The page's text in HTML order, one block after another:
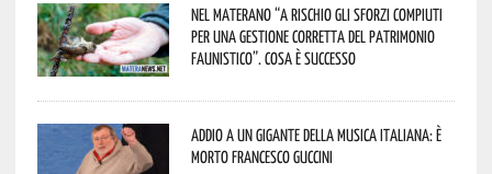
Nel materano “a rischio gli sforzi compiuti
per una gestione corretta del patrimonio
faunistico”. Cosa è successo
Addio a un gigante della musica italiana: è
morto Francesco Guccini